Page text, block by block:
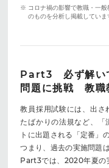
※ コロナ禍の影響で教職・一般
のものを分析し掲載していま
Part3 必ず解い
問題に挑戦 教職
教員採用試験には、出さ
たばかりの法規など、「
トに出題される「定番」
つまり、過去の実施問題
Part3では、2020年夏の